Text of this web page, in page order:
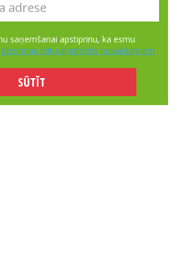
saņemšanai apstiprinu, ka esmu
personas datu apstrādes nosacījumiem